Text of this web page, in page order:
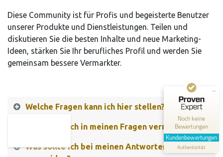
Diese Community ist für Profis und begeisterte Benutzer
unserer Produkte und Dienstleistungen. Teilen und
diskutieren Sie die besten Inhalte und neue Marketing-
Ideen, stärken Sie Ihr berufliches Profil und werden Sie
gemeinsam bessere Vermarkter.
Welche Fragen kann ich hier stellen?
Was sollte ich in meinen Fragen vermeiden?
Was sollte ich bei meinen Antworten
Noch keine
Bewertungen
Kundenbewertungen
Authentizität
Kundenbewertungen und Erfahrungen zu
Erfahren Sie mehr über dieses Bewertungssiegel
Profil ansehen